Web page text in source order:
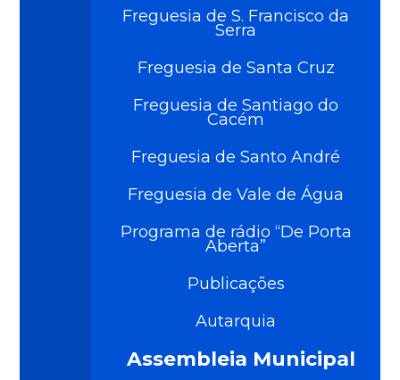
Freguesia de S. Francisco da
Serra
Freguesia de Santa Cruz
Freguesia de Santiago do
Cacém
Freguesia de Santo André
Freguesia de Vale de Água
Programa de rádio “De Porta
Aberta”
Publicações
Autarquia
Assembleia Municipal